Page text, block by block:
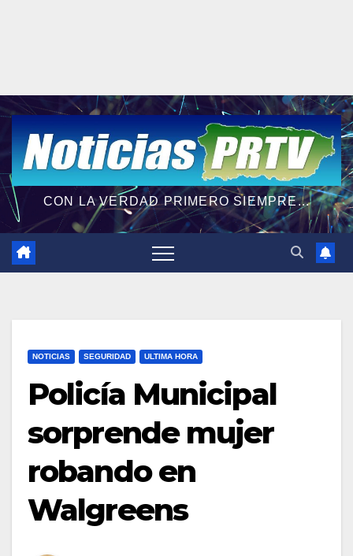
CON LA VERDAD PRIMERO SIEMPRE...
NOTICIAS SEGURIDAD ULTIMA HORA
Policía Municipal
sorprende mujer
robando en
Walgreens